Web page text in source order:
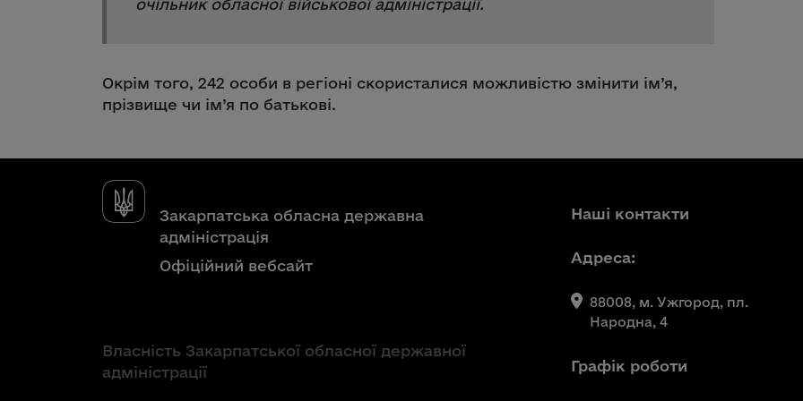
очільник обласної військової адміністрації.
Окрім того, 242 особи в регіоні скористалися можливістю змінити ім’я,
прізвище чи ім’я по батькові.
Закарпатська обласна державна
адміністрація
Офіційний вебсайт
Власність Закарпатської обласної державної
адміністрації
Наші контакти
Адреса:
88008, м. Ужгород, пл.
Народна, 4
Графік роботи